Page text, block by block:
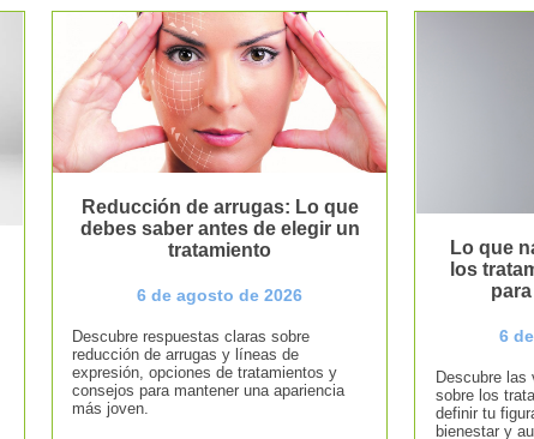
Reducción de arrugas: Lo que
debes saber antes de elegir un
tratamiento
6 de agosto de 2026
Descubre respuestas claras sobre
reducción de arrugas y líneas de
expresión, opciones de tratamientos y
consejos para mantener una apariencia
más joven.
Lo que
los
6
Descubre las
sobre los
definir tu
bienestar y